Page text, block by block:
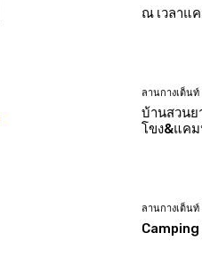
ณ เวลาแ
ลานกางเต็นท์
บ้านสวน
โขง&แค
ลานกางเต็นท์
Camping